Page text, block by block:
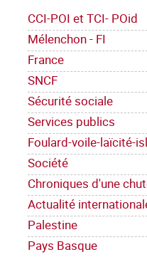
CCI-POI et TCI- POid
Mélenchon - FI
France
SNCF
Sécurité sociale
Services publics
Foulard-voile-laïcité-
Société
Chroniques d'une
Actualité
Palestine
Pays Basque